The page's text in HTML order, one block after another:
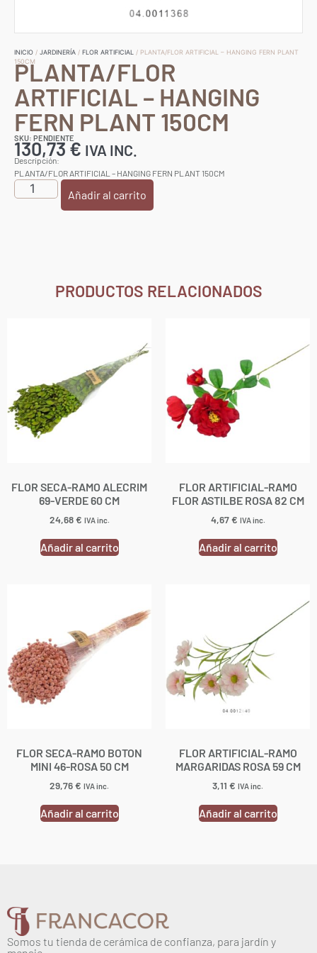
INICIO / JARDINERÍA / FLOR ARTIFICIAL
/ PLANTA/FLOR ARTIFICIAL – HANGING FERN PLANT
150CM
PLANTA/FLOR
ARTIFICIAL – HANGING
FERN PLANT 150CM
SKU: PENDIENTE
130,73€ IVA INC.
Descripción:
PLANTA/FLOR ARTIFICIAL – HANGING FERN PLANT 150CM
Añadir al carrito
PRODUCTOS RELACIONADOS
FLOR SECA-RAMO ALECRIM
69-VERDE 60 CM
24,68€ IVA inc.
Añadir al carrito
FLOR ARTIFICIAL-RAMO
FLOR ASTILBE ROSA 82 CM
4,67€ IVA inc.
Añadir al carrito
FLOR SECA-RAMO BOTON
MINI 46-ROSA 50 CM
29,76€ IVA inc.
Añadir al carrito
FLOR ARTIFICIAL-RAMO
MARGARIDAS ROSA 59 CM
3,11 € IVA inc.
Añadir al carrito
Somos tu tienda de cerámica de confianza, para jardín y